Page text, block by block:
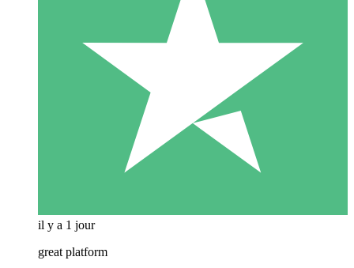
il y a 1 jour
great platform